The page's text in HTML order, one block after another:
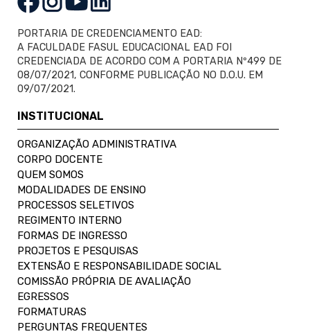
PORTARIA DE CREDENCIAMENTO EAD:
A FACULDADE FASUL EDUCACIONAL EAD FOI
CREDENCIADA DE ACORDO COM A PORTARIA Nº499 DE
08/07/2021, CONFORME PUBLICAÇÃO NO D.O.U. EM
09/07/2021.
INSTITUCIONAL
ORGANIZAÇÃO ADMINISTRATIVA
CORPO DOCENTE
QUEM SOMOS
MODALIDADES DE ENSINO
PROCESSOS SELETIVOS
REGIMENTO INTERNO
FORMAS DE INGRESSO
PROJETOS E PESQUISAS
EXTENSÃO E RESPONSABILIDADE SOCIAL
COMISSÃO PRÓPRIA DE AVALIAÇÃO
EGRESSOS
FORMATURAS
PERGUNTAS FREQUENTES